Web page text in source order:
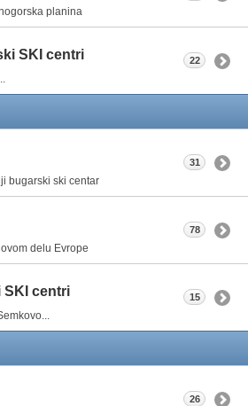
planina
SKI centri 22
bugarski ski centar
31
delu Evrope
78
SKI centri 15
26